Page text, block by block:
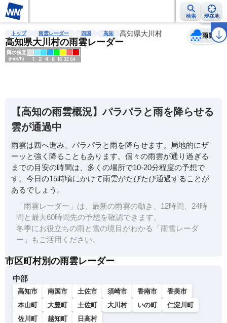
検索 現在地
雨雲レーダー 台風情報 地震情報 警報・注意報 2週間天気 ラ
トップ 雨雲レーダー 四国 高知 高知県大川村
高知県大川村の雨雲レーダー
雨雲
天気 台風
【高知の雨雲概況】パラパラと雨を降らせる
雲が通過中
雨雲は西へ進み、パラパラと雨を降らせます。局地的にザ
ーッと強く降ることもあります。個々の雨雲が通り過ぎる
までの目安の時間は、多くの場所で10-20分程度の予想で
す。今日の15時頃にかけて雨雲がたびたび通過することが
あるでしょう。
「雨雲レーダー」は、最新の雨雲の動き、12時間、24時
間と最大60時間先の予想を確認できます。
冬季にお役立ちの雨と雪の境目がわかる「雨雪レーダ
ー」もご活用ください。
市区町村別の雨雲レーダー
中部
高知市 南国市 土佐市 須崎市 香南市
香美市
本山町
大豊町 土佐町 大川村 いの町
仁淀川町
佐川町
越知町 日高村